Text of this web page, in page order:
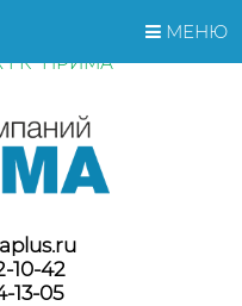
МЕНЮ
СТОИМОСТЬ И СРОКИ
У МЕНЕДЖЕРОВ
"ПРИМА"
10-42
13-05